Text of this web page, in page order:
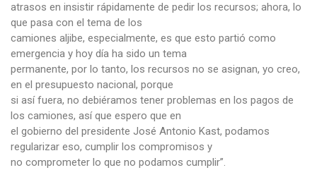
atrasos en insistir rápidamente de pedir los recursos; ahora, lo
que pasa con el tema de los
camiones aljibe, especialmente, es que esto partió como
emergencia y hoy día ha sido un tema
permanente, por lo tanto, los recursos no se asignan, yo creo,
en el presupuesto nacional, porque
si así fuera, no debiéramos tener problemas en los pagos de
los camiones, así que espero que en
el gobierno del presidente José Antonio Kast, podamos
regularizar eso, cumplir los compromisos y
no comprometer lo que no podamos cumplir”.